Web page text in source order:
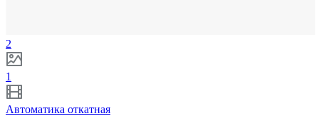
2
1
Автоматика откатная